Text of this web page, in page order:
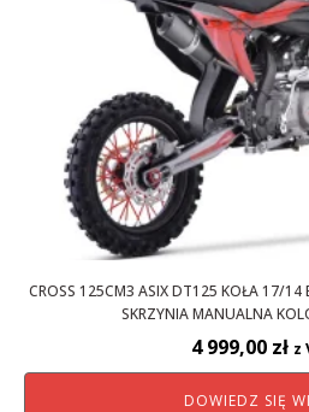
CROSS 125CM3 ASIX DT125 KOŁA 17/
SKRZYNIA MANUALNA
4 999,00 zł z
DOWIEDZ SIĘ